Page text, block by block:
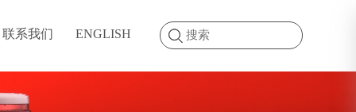
联系我们 ENGLISH